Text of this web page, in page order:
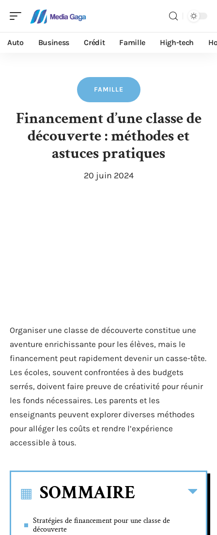
Auto Business Crédit Famille High-tech
FAMILLE
Financement d’une classe de
découverte : méthodes et
astuces pratiques
20 juin 2024
Organiser une classe de découverte constitue une
aventure enrichissante pour les élèves, mais le
financement peut rapidement devenir un casse-tête.
Les écoles, souvent confrontées à des budgets
serrés, doivent faire preuve de créativité pour réunir
les fonds nécessaires. Les parents et les
enseignants peuvent explorer diverses méthodes
pour alléger les coûts et rendre l’expérience
accessible à tous.
SOMMAIRE
Stratégies de financement pour une classe de
découverte